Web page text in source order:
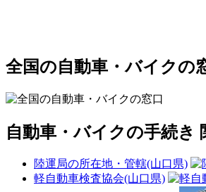
全国の自動車・バイクの
自動車・バイクの手続き
陸運局の所在地・管轄(山口県)
軽自動車検査協会(山口県)